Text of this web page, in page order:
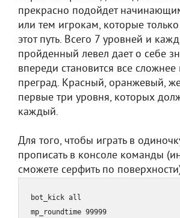
прекрасно подойдет
или тем игрокам, которые
этот путь. Всего 7 уровней и
пройденный левел дает о себе
впереди становится все
преград. Красный, оранжевый,
первые три уровня, которых
каждый.
Для того, чтобы играть в
прописать в консоле команды
сможете серфить по
bot_kick all
mp_roundtime 99999